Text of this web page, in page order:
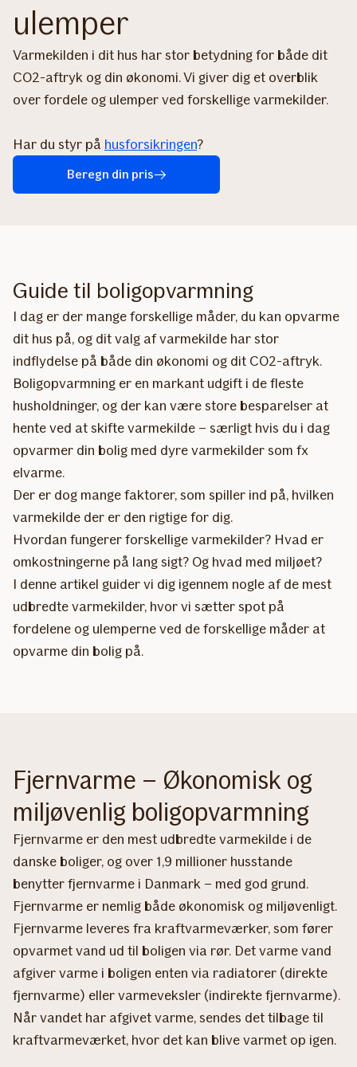
ulemper
Varmekilden i dit hus har stor betydning for både dit
CO2-aftryk og din økonomi. Vi giver dig et overblik
over fordele og ulemper ved forskellige varmekilder.
Har du styr på husforsikringen?
Beregn din pris
Guide til boligopvarmning
I dag er der mange forskellige måder, du kan opvarme
dit hus på, og dit valg af varmekilde har stor
indflydelse på både din økonomi og dit CO2-aftryk.
Boligopvarmning er en markant udgift i de fleste
husholdninger, og der kan være store besparelser at
hente ved at skifte varmekilde – særligt hvis du i dag
opvarmer din bolig med dyre varmekilder som fx
elvarme.
Der er dog mange faktorer, som spiller ind på, hvilken
varmekilde der er den rigtige for dig.
Hvordan fungerer forskellige varmekilder? Hvad er
omkostningerne på lang sigt? Og hvad med miljøet?
I denne artikel guider vi dig igennem nogle af de mest
udbredte varmekilder, hvor vi sætter spot på
fordelene og ulemperne ved de forskellige måder at
opvarme din bolig på.
Fjernvarme – Økonomisk og
miljøvenlig boligopvarmning
Fjernvarme er den mest udbredte varmekilde i de
danske boliger, og over 1,9 millioner husstande
benytter fjernvarme i Danmark – med god grund.
Fjernvarme er nemlig både økonomisk og miljøvenligt.
Fjernvarme leveres fra kraftvarmeværker, som fører
opvarmet vand ud til boligen via rør. Det varme vand
afgiver varme i boligen enten via radiatorer (direkte
fjernvarme) eller varmeveksler (indirekte fjernvarme).
Når vandet har afgivet varme, sendes det tilbage til
kraftvarmeværket, hvor det kan blive varmet op igen.